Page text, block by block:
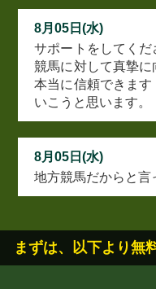
8月05日(水)
サポートをしてく
競馬に対して真摯
本当に信頼できま
いこうと思います。
8月05日(水)
地方競馬だからと
まずは、以下より無